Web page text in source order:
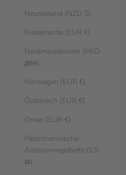
Neuseeland (NZD $)
Niederlande (EUR €)
Nordmazedonien (MKD
ден)
Norwegen (EUR €)
Österreich (EUR €)
Oman (EUR €)
Palästinensische
Autonomiegebiete (ILS
₪)